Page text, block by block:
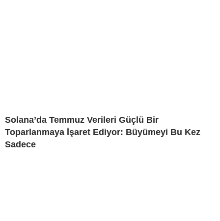
Solana’da Temmuz Verileri Güçlü Bir
Toparlanmaya İşaret Ediyor: Büyümeyi Bu Kez
Sadece